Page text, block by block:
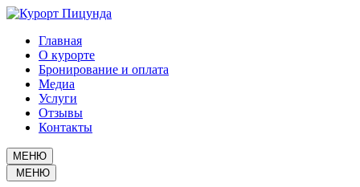
Главная
О курорте
Бронирование и оплата
Медиа
Услуги
Отзывы
Контакты
МЕНЮ
МЕНЮ